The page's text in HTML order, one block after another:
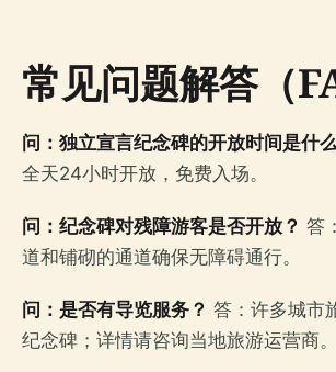
常见问题解答（
问：独立宣言纪念碑的开放时间是什
全天24小时开放，免费入场。
问：纪念碑对残障游客是否开放？ 答
道和铺砌的通道确保无障碍通行。
问：是否有导览服务？ 答：许多城市
纪念碑；详情请咨询当地旅游运营商。